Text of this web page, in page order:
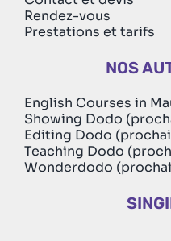
Rendez-vous
Prestations et tarifs
NOS
English Courses in
Showing Dodo
Editing Dodo
Teaching Dodo
Wonderdodo